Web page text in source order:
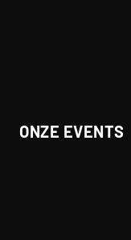
ONZE EVENTS